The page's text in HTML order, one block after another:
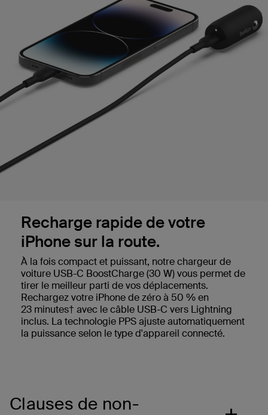
Recharge rapide de votre
iPhone sur la route.
À la fois compact et puissant, notre chargeur de
voiture USB-C BoostCharge (30 W) vous permet de
tirer le meilleur parti de vos déplacements.
Rechargez votre iPhone de zéro à 50 % en
23 minutes† avec le câble USB-C vers Lightning
inclus. La technologie PPS ajuste automatiquement
la puissance selon le type d'appareil connecté.
Clauses de non-